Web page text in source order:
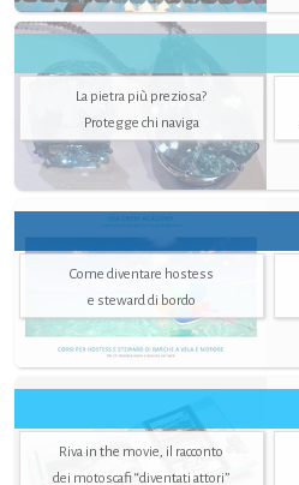
La pietra più preziosa?
Protegge chi naviga
Come diventare hostess
e steward di bordo
Riva in the movie, il racconto
dei motoscafi “diventati attori”